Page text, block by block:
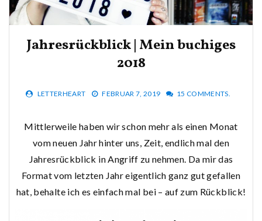
Jahresrückblick | Mein buchiges
2018
LETTERHEART FEBRUAR 7, 2019 15 COMMENTS.
Mittlerweile haben wir schon mehr als einen Monat
vom neuen Jahr hinter uns, Zeit, endlich mal den
Jahresrückblick in Angriff zu nehmen. Da mir das
Format vom letzten Jahr eigentlich ganz gut gefallen
hat, behalte ich es einfach mal bei – auf zum Rückblick!